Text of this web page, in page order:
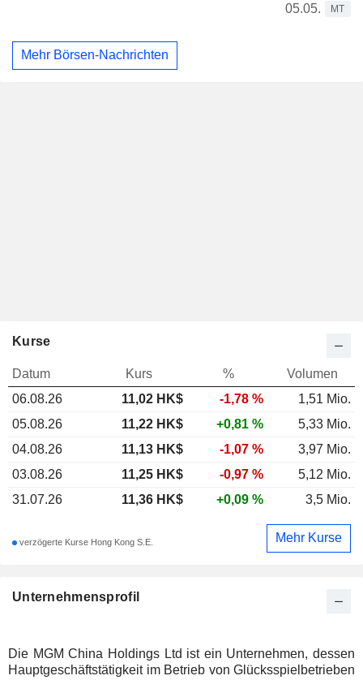
05.05.
MT
Mehr Börsen-Nachrichten
Unternehmensprofil
Die MGM China Holdings Ltd ist ein Unternehmen, dessen
Hauptgeschäftstätigkeit im Betrieb von Glücksspielbetrieben
Kurse
Datum Kurs %
Volumen
06.08.26
11,02 HK$ -1,78 %
1,51 Mio.
05.08.26
11,22 HK$ +0,81 %
5,33 Mio.
04.08.26
11,13 HK$ -1,07 %
3,97 Mio.
03.08.26
11,25 HK$ -0,97 %
5,12 Mio.
31.07.26
11,36 HK$ +0,09 % 3,5 Mio.
verzögerte Kurse Hong Kong S.E. Mehr Kurse